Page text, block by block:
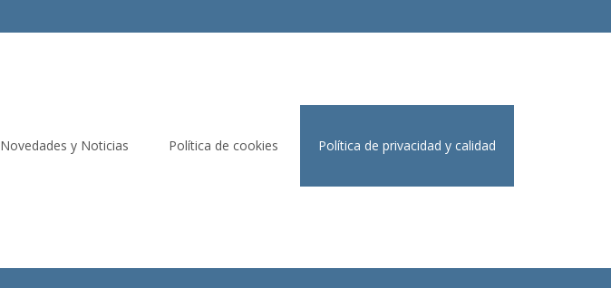
Novedades y Noticias Política de cookies Política de privacidad y calidad